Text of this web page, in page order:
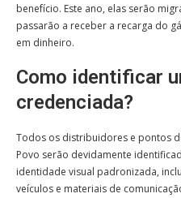
benefício. Este ano, elas serão
passarão a receber a recarga do
em dinheiro.
Como identificar
credenciada?
Todos os distribuidores e pontos
Povo serão devidamente
identidade visual padronizada,
veículos e materiais de